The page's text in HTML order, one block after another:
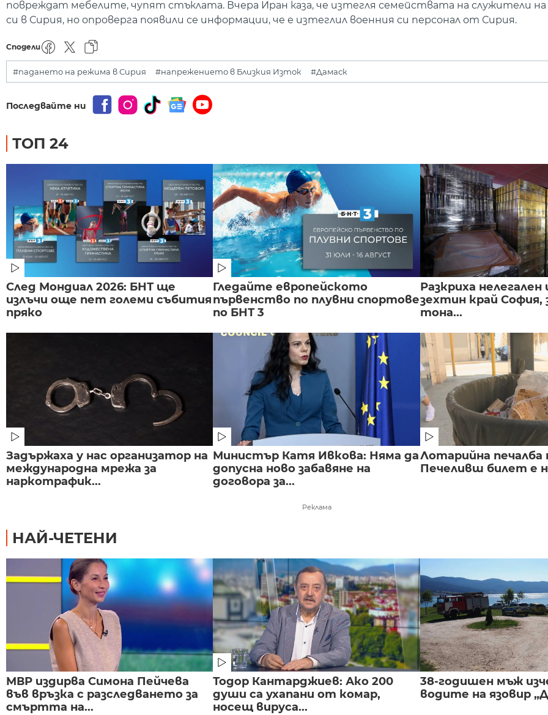
повреждат мебелите, чупят стъклата. Вчера Иран каза, че изтегля семействата на служители
си в Сирия, но опроверга появили се информации, че е изтеглил военния си персонал от Сирия.
Сподели
#падането на режима в Сирия #напрежението в Близкия Изток #Дамаск
Последвайте ни
ТОП 24
След Мондиал 2026: БНТ ще
излъчи още пет големи събития
пряко
Гледайте европейското
първенство по плувни спортове
по БНТ 3
Разкриха нелегален
зехтин край София,
тона...
Задържаха у нас организатор на
международна мрежа за
наркотрафик...
Министър Катя Ивкова: Няма да
допусна ново забавяне на
договора за...
Лотарийна печалба
Печеливш билет е
Реклама
НАЙ-ЧЕТЕНИ
МВР издирва Симона Пейчева
във връзка с разследването за
смъртта на...
Тодор Кантарджиев: Ако 200
души са ухапани от комар,
носещ вируса...
38-годишен мъж
водите на язовир